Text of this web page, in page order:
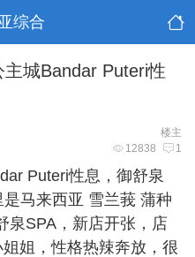
综合
城Bandar Puteri性
楼主
12838 1
Puteri性息，御舒泉
马来西亚 雪兰莪 蒲种
泉SPA，新店开张，店
姐，性格热辣奔放，很